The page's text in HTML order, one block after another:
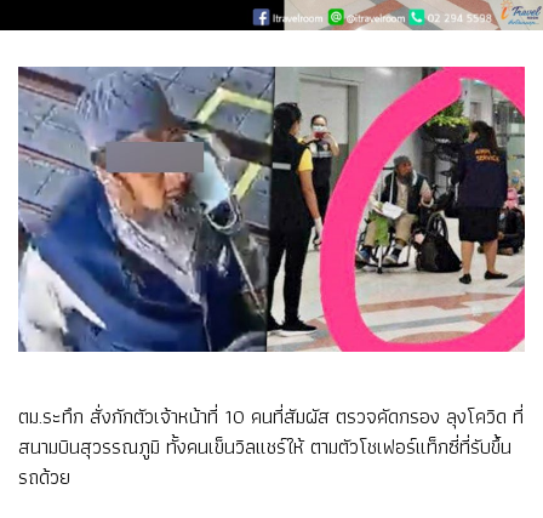
ตม.ระทึก สั่งกักตัวเจ้าหน้าที่ 10 คนที่สัมผัส ตรวจคัดกรอง ลุงโควิด ที่
สนามบินสุวรรณภูมิ ทั้งคนเข็นวิลแชร์ให้ ตามตัวโชเฟอร์แท็กซี่ที่รับขึ้น
รถด้วย